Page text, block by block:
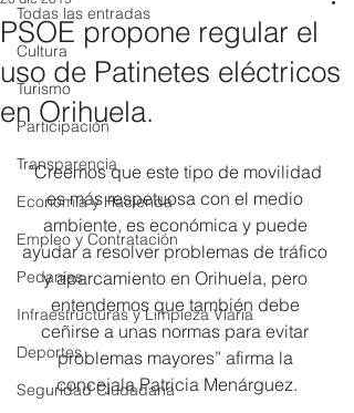
Todas las entradas
Cultura
Turismo
Participación
Transparencia
Economía y Hacienda
Empleo y Contratación
Pedanías
Infraestructuras y Limpieza Viaria
Deportes
Seguridad Ciudadana
PSOE propone regular el
uso de Patinetes eléctricos
en Orihuela.
”Creemos que este tipo de movilidad
es más respetuosa con el medio
ambiente, es económica y puede
ayudar a resolver problemas de tráfico
y aparcamiento en Orihuela, pero
entendemos que también debe
ceñirse a unas normas para evitar
problemas mayores” afirma la
concejala Patricia Menárguez.